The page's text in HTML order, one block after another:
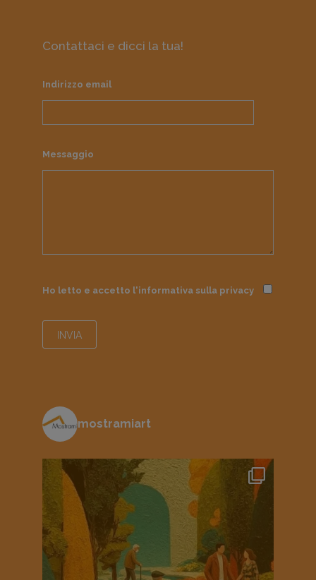
Contattaci e dicci la tua!
Indirizzo email
Messaggio
Ho letto e accetto l'informativa sulla privacy
mostramiart